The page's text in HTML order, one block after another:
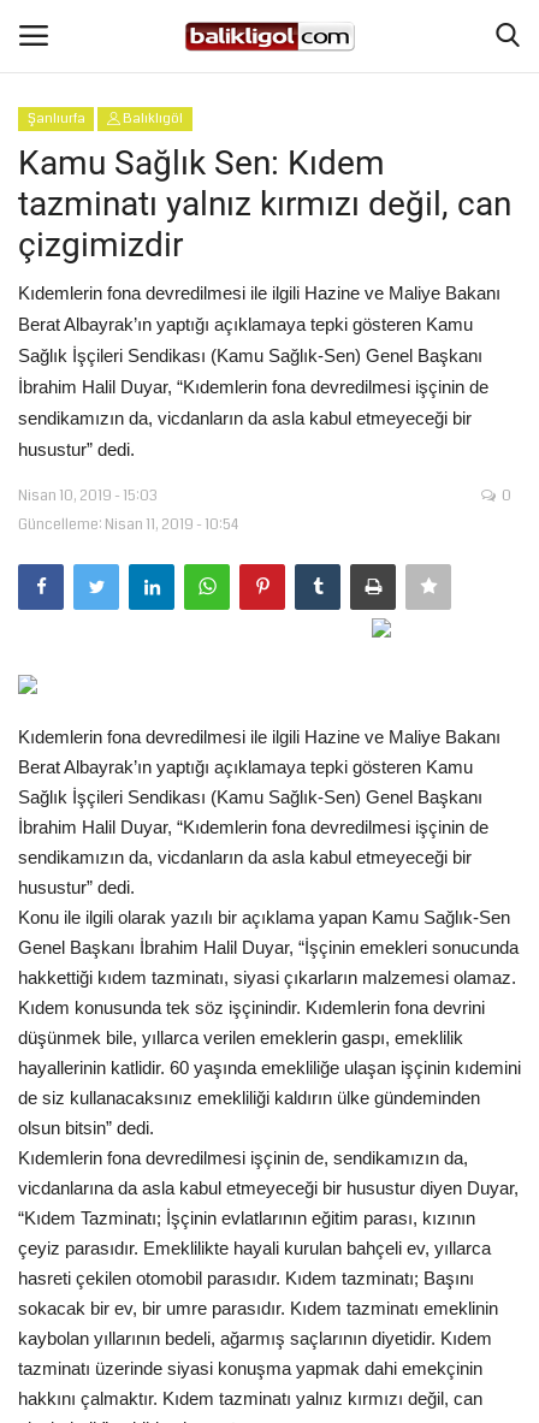
Giriş Yap
Anasayfa
Eğitim
Magazin
Şanlıurfa
Spor
Gündem
Galeriler
Siyaset
Künye
Yaşam
Sağlık
İletişim
Kültür Sanat
Şanlıurfa Balıklıgöl
Kamu Sağlık Sen: Kıdem
tazminatı yalnız kırmızı değil, can
çizgimizdir
Kıdemlerin fona devredilmesi ile ilgili Hazine ve Maliye Bakanı
Berat Albayrak’ın yaptığı açıklamaya tepki gösteren Kamu
Sağlık İşçileri Sendikası (Kamu Sağlık-Sen) Genel Başkanı
İbrahim Halil Duyar, “Kıdemlerin fona devredilmesi işçinin de
sendikamızın da, vicdanların da asla kabul etmeyeceği bir
husustur” dedi.
Nisan 10, 2019 - 15:03
Güncelleme: Nisan 11, 2019 - 10:54
0
Kıdemlerin fona devredilmesi ile ilgili Hazine ve Maliye Bakanı
Berat Albayrak’ın yaptığı açıklamaya tepki gösteren Kamu
Sağlık İşçileri Sendikası (Kamu Sağlık-Sen) Genel Başkanı
İbrahim Halil Duyar, “Kıdemlerin fona devredilmesi işçinin de
sendikamızın da, vicdanların da asla kabul etmeyeceği bir
husustur” dedi.
Konu ile ilgili olarak yazılı bir açıklama yapan Kamu Sağlık-Sen
Genel Başkanı İbrahim Halil Duyar, “İşçinin emekleri sonucunda
hakkettiği kıdem tazminatı, siyasi çıkarların malzemesi olamaz.
Kıdem konusunda tek söz işçinindir. Kıdemlerin fona devrini
düşünmek bile, yıllarca verilen emeklerin gaspı, emeklilik
hayallerinin katlidir. 60 yaşında emekliliğe ulaşan işçinin kıdemini
de siz kullanacaksınız emekliliği kaldırın ülke gündeminden
olsun bitsin” dedi.
Kıdemlerin fona devredilmesi işçinin de, sendikamızın da,
vicdanlarına da asla kabul etmeyeceği bir husustur diyen Duyar,
“Kıdem Tazminatı; İşçinin evlatlarının eğitim parası, kızının
çeyiz parasıdır. Emeklilikte hayali kurulan bahçeli ev, yıllarca
hasreti çekilen otomobil parasıdır. Kıdem tazminatı; Başını
sokacak bir ev, bir umre parasıdır. Kıdem tazminatı emeklinin
kaybolan yıllarının bedeli, ağarmış saçlarının diyetidir. Kıdem
tazminatı üzerinde siyasi konuşma yapmak dahi emekçinin
hakkını çalmaktır. Kıdem tazminatı yalnız kırmızı değil, can